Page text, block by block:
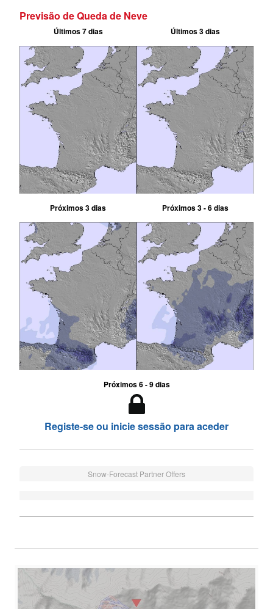
Previsão de Queda de Neve
Últimos 7 dias Últimos 3 dias
Próximos 3 dias Próximos 3 - 6 dias
Próximos 6 - 9 dias
Registe-se ou inicie sessão para aceder
Snow-Forecast Partner Offers